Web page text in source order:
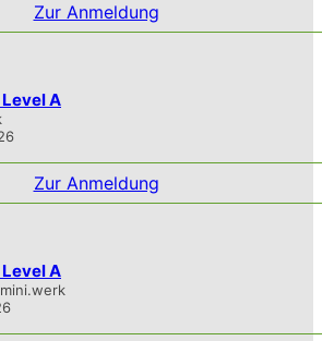
Zur Anmeldung
A
Zur Anmeldung
A